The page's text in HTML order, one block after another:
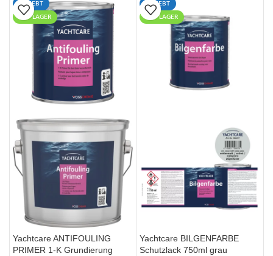
BELIEBT
AUF LAGER
Yachtcare ANTIFOULING
PRIMER 1-K Grundierung
BELIEBT
AUF LAGER
Yachtcare BILGENFARBE
Schutzlack 750ml grau